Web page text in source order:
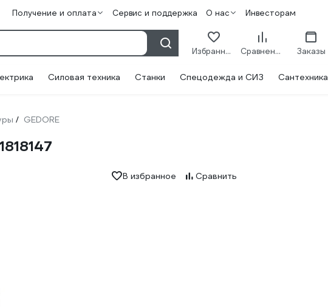
Получение и оплата Сервис и поддержка О нас Инвесторам
Избранное Сравнение Заказы
Силовая техника Станки Спецодежда и СИЗ Сантехника
/ GEDORE
В избранное Сравнить